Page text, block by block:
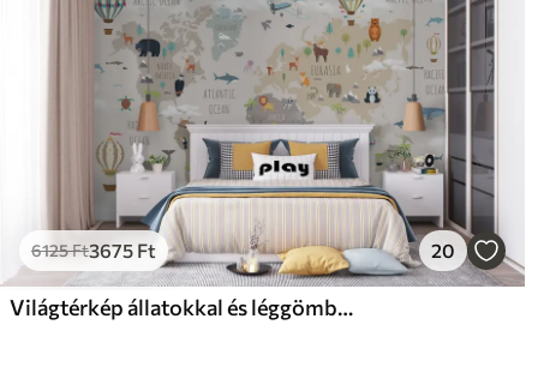
6125Ft3675 Ft 20
Világtérkép állatokkal és léggömbökkel